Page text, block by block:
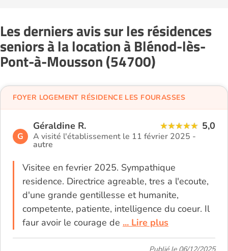
Les derniers avis sur les résidences
seniors à la location à Blénod-lès-
Pont-à-Mousson (54700)
G
Géraldine R. 5,0
A visité l'établissement le 11 février 2025 -
autre
Visitee en fevrier 2025. Sympathique
residence. Directrice agreable, tres a l'ecoute,
d'une grande gentillesse et humanite,
competente, patiente, intelligence du coeur. Il
faur avoir le courage de ... Lire plus
FOYER LOGEMENT RÉSIDENCE LES FOURASSES